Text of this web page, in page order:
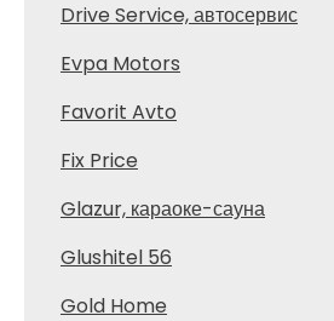
Drive Service, автосервис
Evpa Motors
Favorit Avto
Fix Price
Glazur, караоке-сауна
Glushitel 56
Gold Home